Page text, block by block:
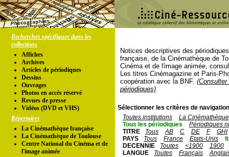
Recherches spécifiques dans les
collections
Affiches
Archives
Articles de périodiques
Dessins
Ouvrages
Photos en accés réservé
Revues de presse
Vidéos (DVD et VHS)
Répertoires
La Cinémathèque française
La Cinémathèque de Toulouse
Centre National du Cinéma et de
l'image animée
Notices descriptives des
française, de la Cinémathèque de
Cinéma et de l'image animée,
Les titres Cinémagazine et Paris-
coopération avec la BNF.
périodiques)
Sélectionner les critères de
Toutes institutions
La
Tous les périodiques
Périodiques
TITRE
Tous AB C DE F
GHI
PAYS
Tous France Etats-Unis
DECENNIE
Toutes <1900
1900
LANGUE
Toutes Français